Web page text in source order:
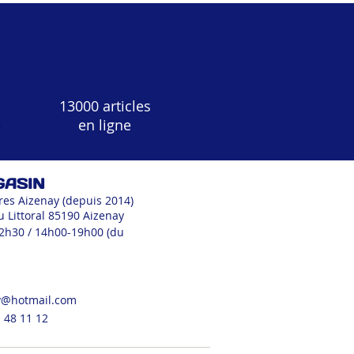
13000 articles
en ligne
Aizenay (depuis 2014)
Littoral 85190 Aizenay
/ 14h00-19h00 (du
48 11 12